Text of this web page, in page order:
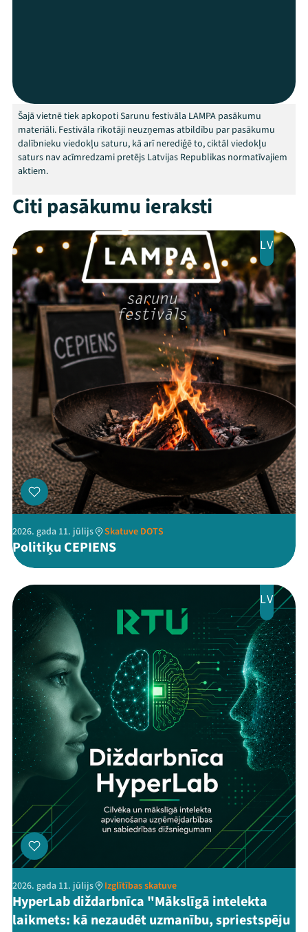
Jaunumi
Ziedo
Kontakti
ThreadsFacebookYoutube
X Instagram
Flick TikTok
Šajā vietnē tiek apkopoti Sarunu festivāla LAMPA pasākumu
materiāli. Festivāla rīkotāji neuzņemas atbildību par pasākumu
dalībnieku viedokļu saturu, kā arī nerediģē to, ciktāl viedokļu
saturs nav acīmredzami pretējs Latvijas Republikas normatīvajiem
aktiem.
Citi pasākumu ieraksti
LV
2026. gada 11. jūlijs Skatuve DOTS
Politiķu CEPIENS
LV
2026. gada 11. jūlijs Izglītības skatuve
HyperLab diždarbnīca "Mākslīgā intelekta
laikmets: kā nezaudēt uzmanību, spriestspēju